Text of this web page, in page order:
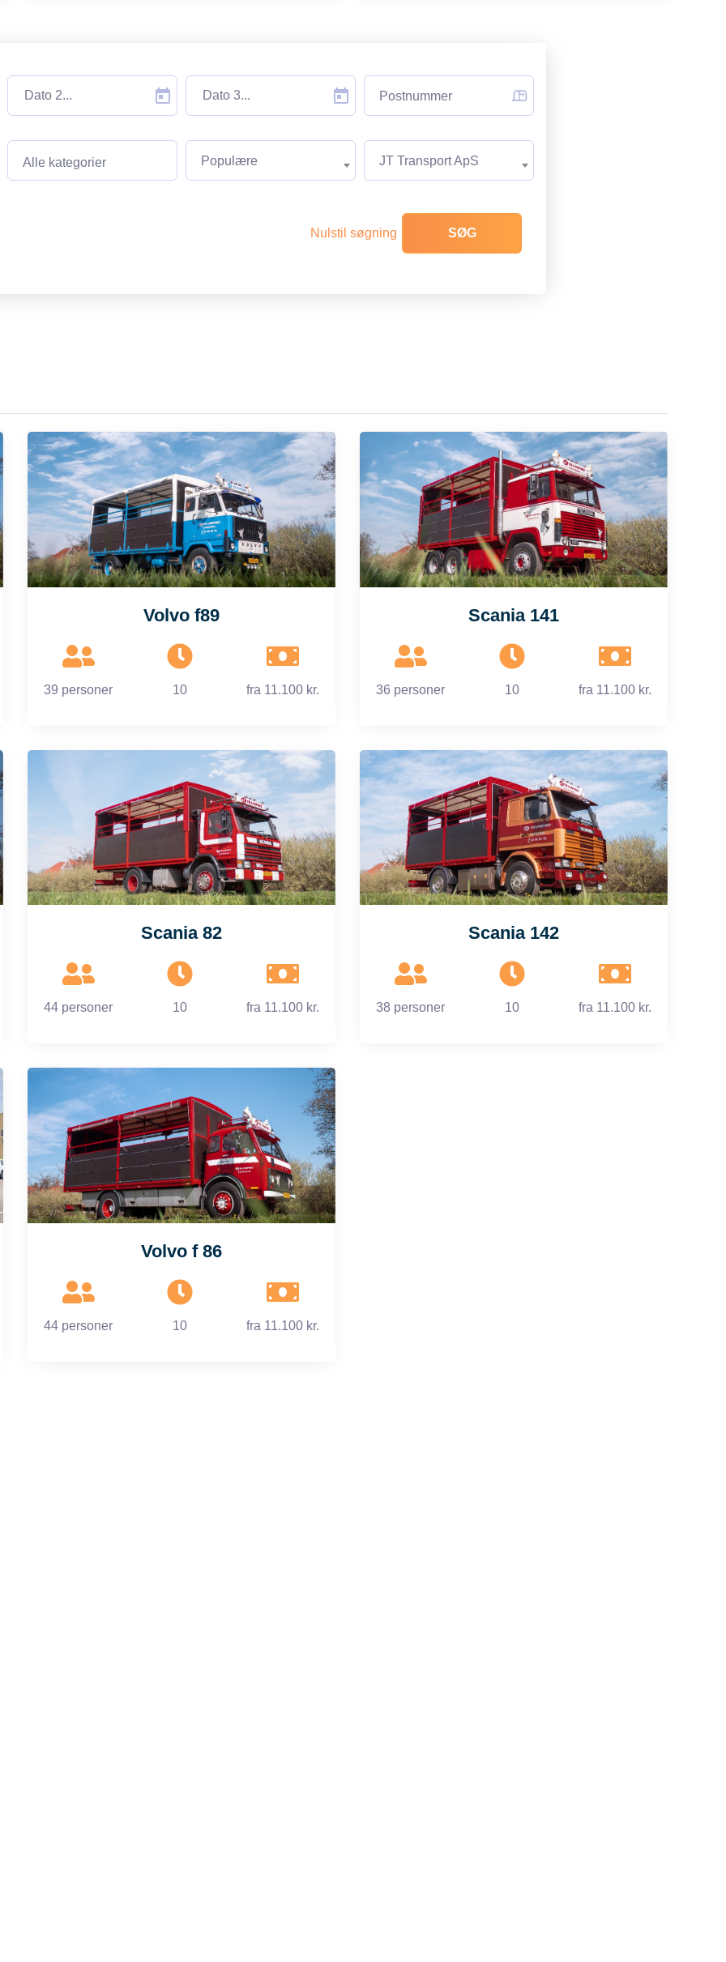
Postnummer
Alle kategorier Populære JT Transport ApS
Nulstil søgning
Volvo f89
39 personer 10 fra 11.100 kr.
Scania 141
36 personer 10 fra 11.100 kr.
Scania 82
44 personer 10 fra 11.100 kr.
Scania 142
38 personer 10 fra 11.100 kr.
Volvo f 86
44 personer 10 fra 11.100 kr.